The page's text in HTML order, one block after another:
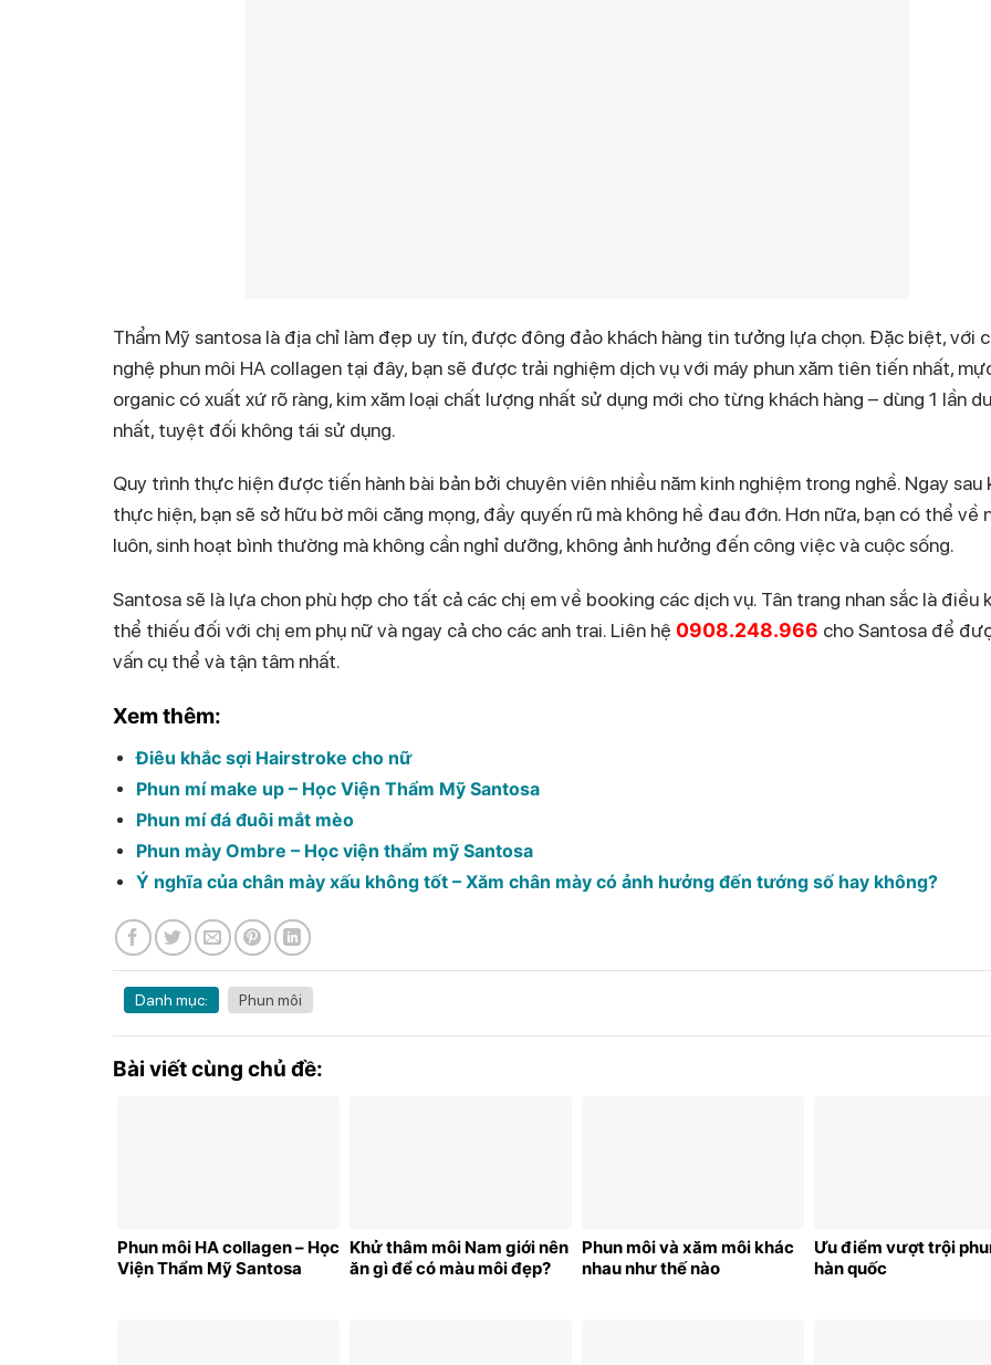
Thẩm Mỹ santosa là địa chỉ làm đẹp uy tín, được đông đảo khách hàng tin tưởng lựa chọn. Đặc biệt, với
nghệ phun môi HA collagen tại đây, bạn sẽ được trải nghiệm dịch vụ với máy phun xăm tiên tiến nhất,
organic có xuất xứ rõ ràng, kim xăm loại chất lượng nhất sử dụng mới cho từng khách hàng – dùng 1 lần
nhất, tuyệt đối không tái sử dụng.
Quy trình thực hiện được tiến hành bài bản bởi chuyên viên nhiều năm kinh nghiệm trong nghề. Ngay sau
thực hiện, bạn sẽ sở hữu bờ môi căng mọng, đầy quyến rũ mà không hề đau đớn. Hơn nữa, bạn có thể về
luôn, sinh hoạt bình thường mà không cần nghỉ dưỡng, không ảnh hưởng đến công việc và cuộc sống.
Santosa sẽ là lựa chon phù hợp cho tất cả các chị em về booking các dịch vụ. Tân trang nhan sắc là điều
thể thiếu đối với chị em phụ nữ và ngay cả cho các anh trai. Liên hệ 0908.248.966 cho Santosa để
vấn cụ thể và tận tâm nhất.
Xem thêm:
Điêu khắc sợi Hairstroke cho nữ
Phun mí make up – Học Viện Thẩm Mỹ Santosa
Phun mí đá đuôi mắt mèo
Phun mày Ombre – Học viện thẩm mỹ Santosa
Ý nghĩa của chân mày xấu không tốt – Xăm chân mày có ảnh hưởng đến tướng số hay không?
Danh mục: Phun môi
Bài viết cùng chủ đề:
Phun môi HA collagen – Học
Viện Thẩm Mỹ Santosa
Khử thâm môi Nam giới nên
ăn gì để có màu môi đẹp?
Phun môi và xăm môi khác
nhau như thế nào
Ưu điểm vượt trội
hàn quốc